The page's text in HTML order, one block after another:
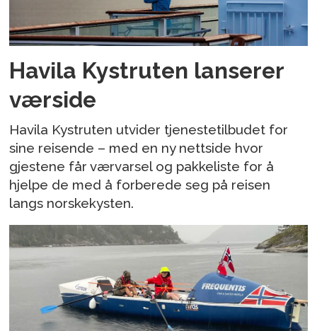
Havila Kystruten lanserer
værside
Havila Kystruten utvider tjenestetilbudet for
sine reisende – med en ny nettside hvor
gjestene får værvarsel og pakkeliste for å
hjelpe de med å forberede seg på reisen
langs norskekysten.